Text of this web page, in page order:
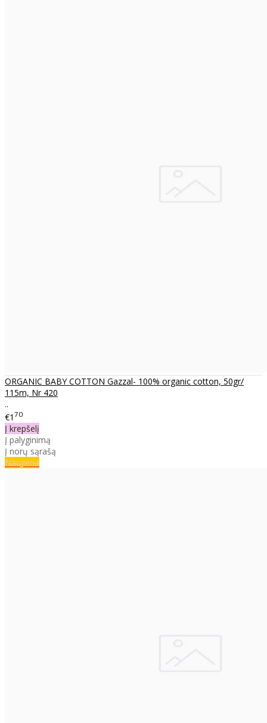
ORGANIC BABY COTTON Gazzal- 100% organic cotton, 50gr/
115m, Nr 420
..
€1 70
Į krepšelį
Į palyginimą
Į norų sąrašą
Naujiena